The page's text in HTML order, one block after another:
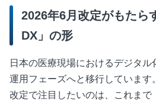
2026年6月改定がもたら
DX」の形
日本の医療現場におけるデジタ
運用フェーズへと移行しています。
改定で注目したいのは、これまで